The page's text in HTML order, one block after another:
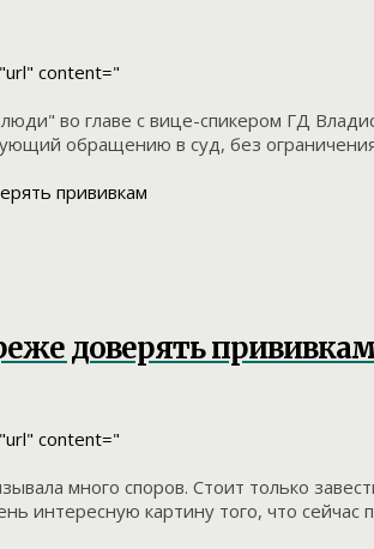
content="
во главе с вице-спикером ГД
обращению в суд, без
доверять
content="
много споров. Стоит только
интересную картину того, что сейчас